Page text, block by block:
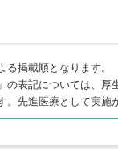
掲載順となります。
の表記については、
。先進医療として実施